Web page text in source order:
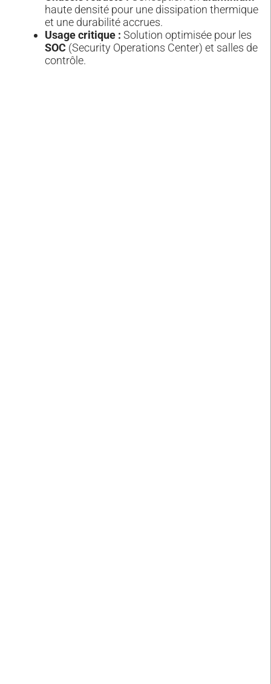
haute densité pour une dissipation thermique
et une durabilité accrues.
Usage critique : Solution optimisée pour les
SOC (Security Operations Center) et salles de
contrôle.